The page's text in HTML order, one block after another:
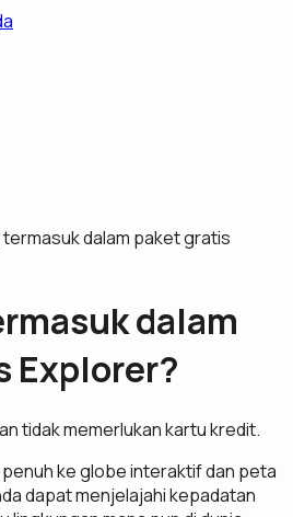
termasuk dalam paket gratis
dalam
Explorer?
tidak memerlukan kartu kredit.
ke globe interaktif dan peta
dapat menjelajahi kepadatan